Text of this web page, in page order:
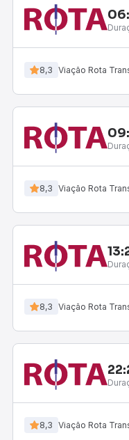
8,3 Viação Rota
8,3 Viação Rota
8,3 Viação Rota
8,3 Viação Rota